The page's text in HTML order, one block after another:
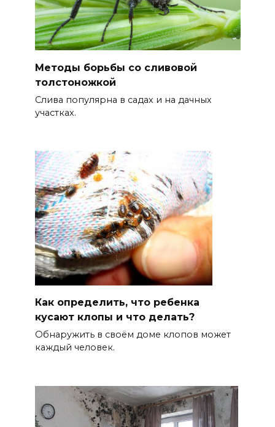
Методы борьбы со сливовой
толстоножкой
Слива популярна в садах и на дачных
участках.
Как определить, что ребенка
кусают клопы и что делать?
Обнаружить в своём доме клопов может
каждый человек.